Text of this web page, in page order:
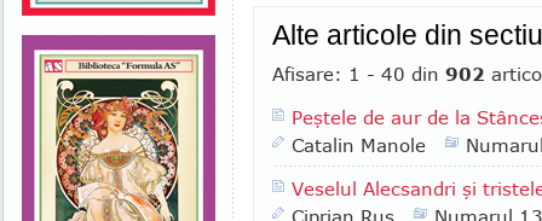
Alte articole din
Afisare: 1 - 40 din 902
Peştele de aur de la
Catalin Manole
Veselul Alecsandri şi
Ciprian Rus
Numarul